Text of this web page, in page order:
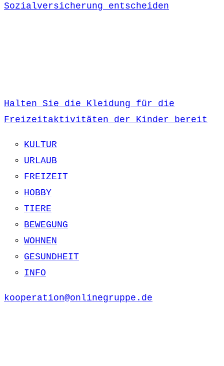
Sozialversicherung entscheiden
Halten Sie die Kleidung für die
Freizeitaktivitäten der Kinder bereit
KULTUR
URLAUB
FREIZEIT
HOBBY
TIERE
BEWEGUNG
WOHNEN
GESUNDHEIT
INFO
kooperation@onlinegruppe.de